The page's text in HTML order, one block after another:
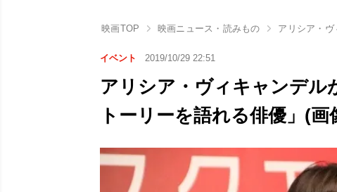
映画TOP 映画ニュース・読みもの アリシア・ヴ
イベント 2019/10/29 22:51
アリシア・ヴィキャンデル
トーリーを語れる俳優」(画